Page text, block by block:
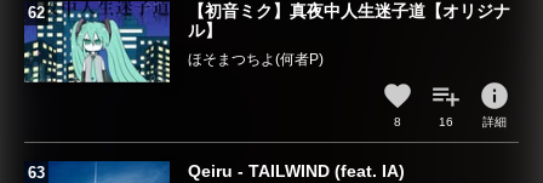
【初音ミク】真夜中人生迷子道【オリジナ
ル】
ほそまつちよ(何者P)
8 16
info
詳細
Qeiru - TAILWIND (feat. IA)